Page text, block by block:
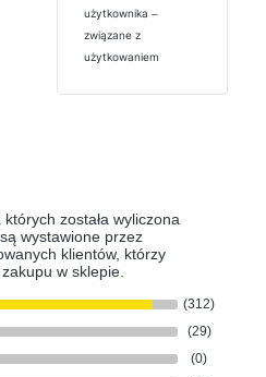
użytkownika ‒
związane z
użytkowaniem
została wyliczona
wystawione przez
klientów, którzy
w sklepie.
(312)
(29)
(0)